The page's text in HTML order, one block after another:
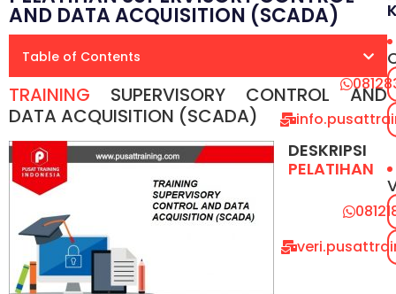
AND DATA ACQUISITION (SCADA)
Table of Contents
TRAINING SUPERVISORY CONTROL AND
DATA ACQUISITION (SCADA)
DESKRIPSI
PELATIHAN